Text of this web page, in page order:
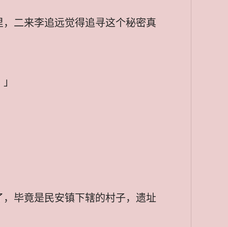
二来李追远觉得追寻这个秘密真
毕竟是民安镇下辖的村子，遗址